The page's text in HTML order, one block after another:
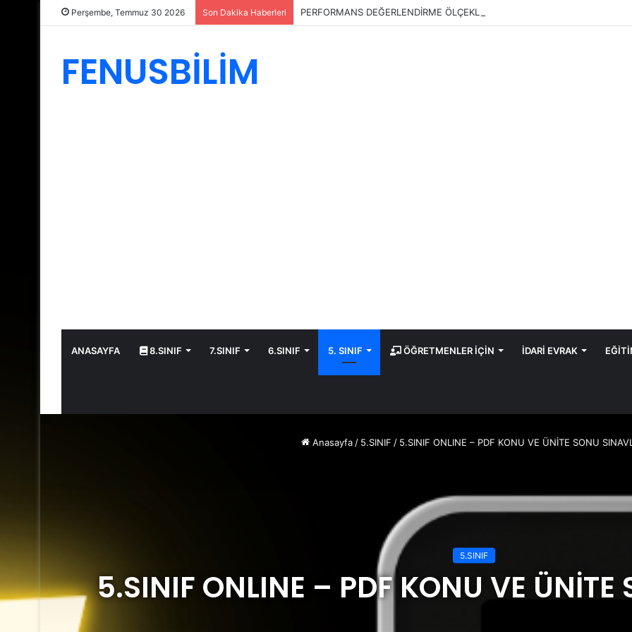
Perşembe, Temmuz 30 2026 Son Dakika Haberleri PERFORMANS DEĞERLENDİRME ÖLÇEKLERİ
FENUSBİLİM
ANASAYFA 8.SINIF 7.SINIF 6.SINIF 5. SINIF ÖĞRETMENLER İÇİN İDARİ EVRAK
Anasayfa / 5.SINIF / 5.SINIF ONLINE – PDF KONU VE ÜNİTE SONU
5.SINIF
5.SINIF ONLINE – PDF KONU VE ÜNİTE